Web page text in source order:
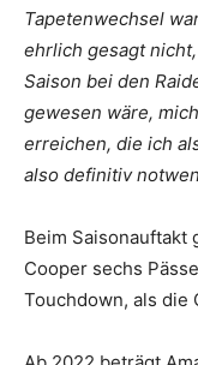
Tapetenwechsel
ehrlich gesagt
Saison bei den
gewesen wäre,
erreichen, die ich
also definitiv
Beim Saisonauftakt
Cooper sechs
Touchdown, als die